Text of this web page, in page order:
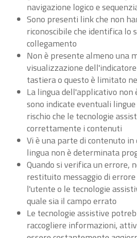
navigazione logico e
Sono presenti link che non
riconoscibile che identifica lo
collegamento
Non è presente almeno una
visualizzazione
tastiera o questo è limitato
La lingua dell'applicativo non
sono indicate eventuali
rischio che le tecnologie
correttamente i contenuti
Vi è una parte di contenuto in
lingua non è determinata
Quando si verifica un errore,
restituito messaggio di
l'utente o le tecnologie
quale sia il campo errato
Le tecnologie assistive
raccogliere informazioni,